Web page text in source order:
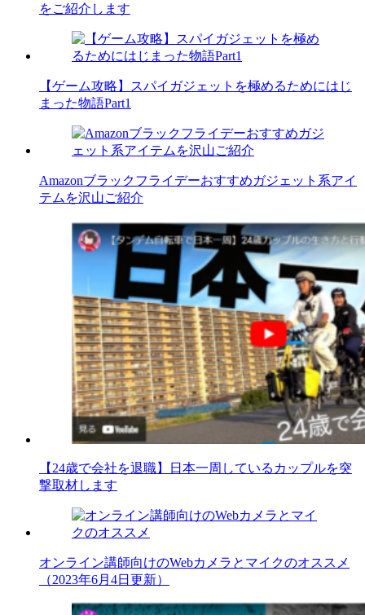
をご紹介します
【ゲーム攻略】スパイガジェットを極めるためにはじ
まった物語Part1
Amazonブラックフライデーおすすめガジェット系アイ
テムを沢山ご紹介
【24歳で会社を退職】日本一周しているカップルを突
撃取材します
オンライン講師向けのWebカメラとマイクのオススメ
（2023年6月4日更新）